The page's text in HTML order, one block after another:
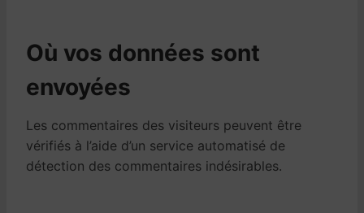
Où vos données sont
envoyées
Les commentaires des visiteurs peuvent être
vérifiés à l’aide d’un service automatisé de
détection des commentaires indésirables.